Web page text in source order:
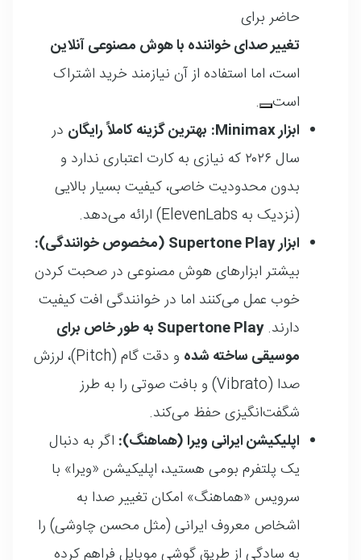
حاضر برای
تغییر صدای خواننده با هوش مصنوعی آنلاین
است، اما استفاده از آن نیازمند خرید اشتراک
است
.
ابزار Minimax:
بهترین گزینه کاملاً رایگان در
سال ۲۰۲۶ که نیازی به کارت اعتباری ندارد و
بدون محدودیت خاصی، کیفیت بسیار بالایی
(نزدیک به ElevenLabs) ارائه می‌دهد.
ابزار Supertone Play (مخصوص خوانندگی):
بیشتر ابزارهای هوش مصنوعی در صحبت کردن
خوب عمل می‌کنند اما در خوانندگی افت کیفیت
دارند.
Supertone Play به طور خاص برای
موسیقی ساخته شده
و دقت گام (Pitch)، لرزش
صدا (Vibrato) و بافت صوتی را به طرز
شگفت‌انگیزی حفظ می‌کند.
اپلیکیشن ایرانی ویرا (هماهنگ): اگر به دنبال
یک پلتفرم بومی هستید، اپلیکیشن «ویرا» با
سرویس «هماهنگ» امکان تغییر صدا به
اشخاص معروف ایرانی (مثل محسن چاوشی) را
به سادگی از طریق گوشی موبایل فراهم کرده